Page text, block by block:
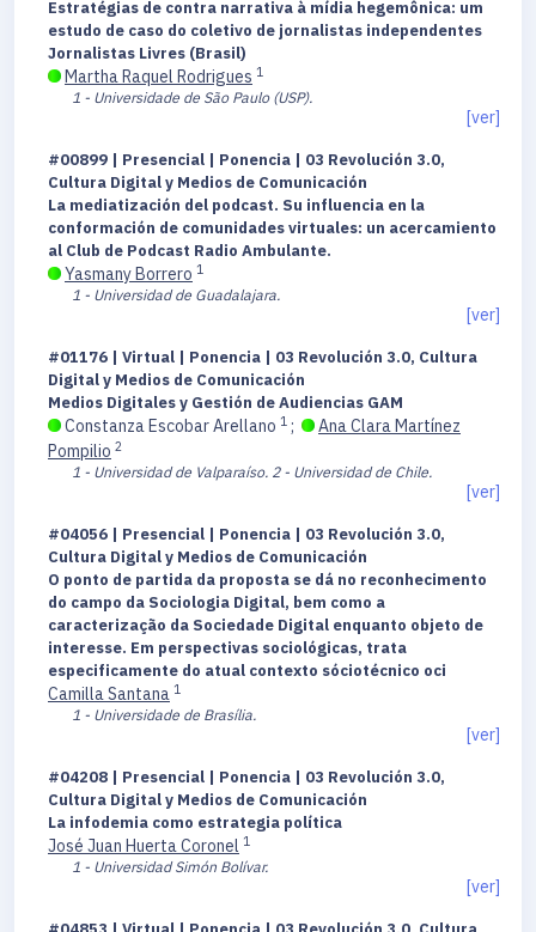
Estratégias de contra narrativa à mídia hegemônica: um
estudo de caso do coletivo de jornalistas independentes
Jornalistas Livres (Brasil)
Martha Raquel Rodrigues 1
1 - Universidade de São Paulo (USP).
[ver]
#00899 | Presencial | Ponencia | 03 Revolución 3.0,
Cultura Digital y Medios de Comunicación
La mediatización del podcast. Su influencia en la
conformación de comunidades virtuales: un acercamiento
al Club de Podcast Radio Ambulante.
Yasmany Borrero 1
1 - Universidad de Guadalajara.
[ver]
#01176 | Virtual | Ponencia | 03 Revolución 3.0, Cultura
Digital y Medios de Comunicación
Medios Digitales y Gestión de Audiencias GAM
Constanza Escobar Arellano 1 ;
Ana Clara Martínez
Pompilio 2
1 - Universidad de Valparaíso. 2 - Universidad de Chile.
[ver]
#04056 | Presencial | Ponencia | 03 Revolución 3.0,
Cultura Digital y Medios de Comunicación
O ponto de partida da proposta se dá no reconhecimento
do campo da Sociologia Digital, bem como a
caracterização da Sociedade Digital enquanto objeto de
interesse. Em perspectivas sociológicas, trata
especificamente do atual contexto sóciotécnico oci
Camilla Santana 1
1 - Universidade de Brasília.
[ver]
#04208 | Presencial | Ponencia | 03 Revolución 3.0,
Cultura Digital y Medios de Comunicación
La infodemia como estrategia política
José Juan Huerta Coronel 1
1 - Universidad Simón Bolívar.
[ver]